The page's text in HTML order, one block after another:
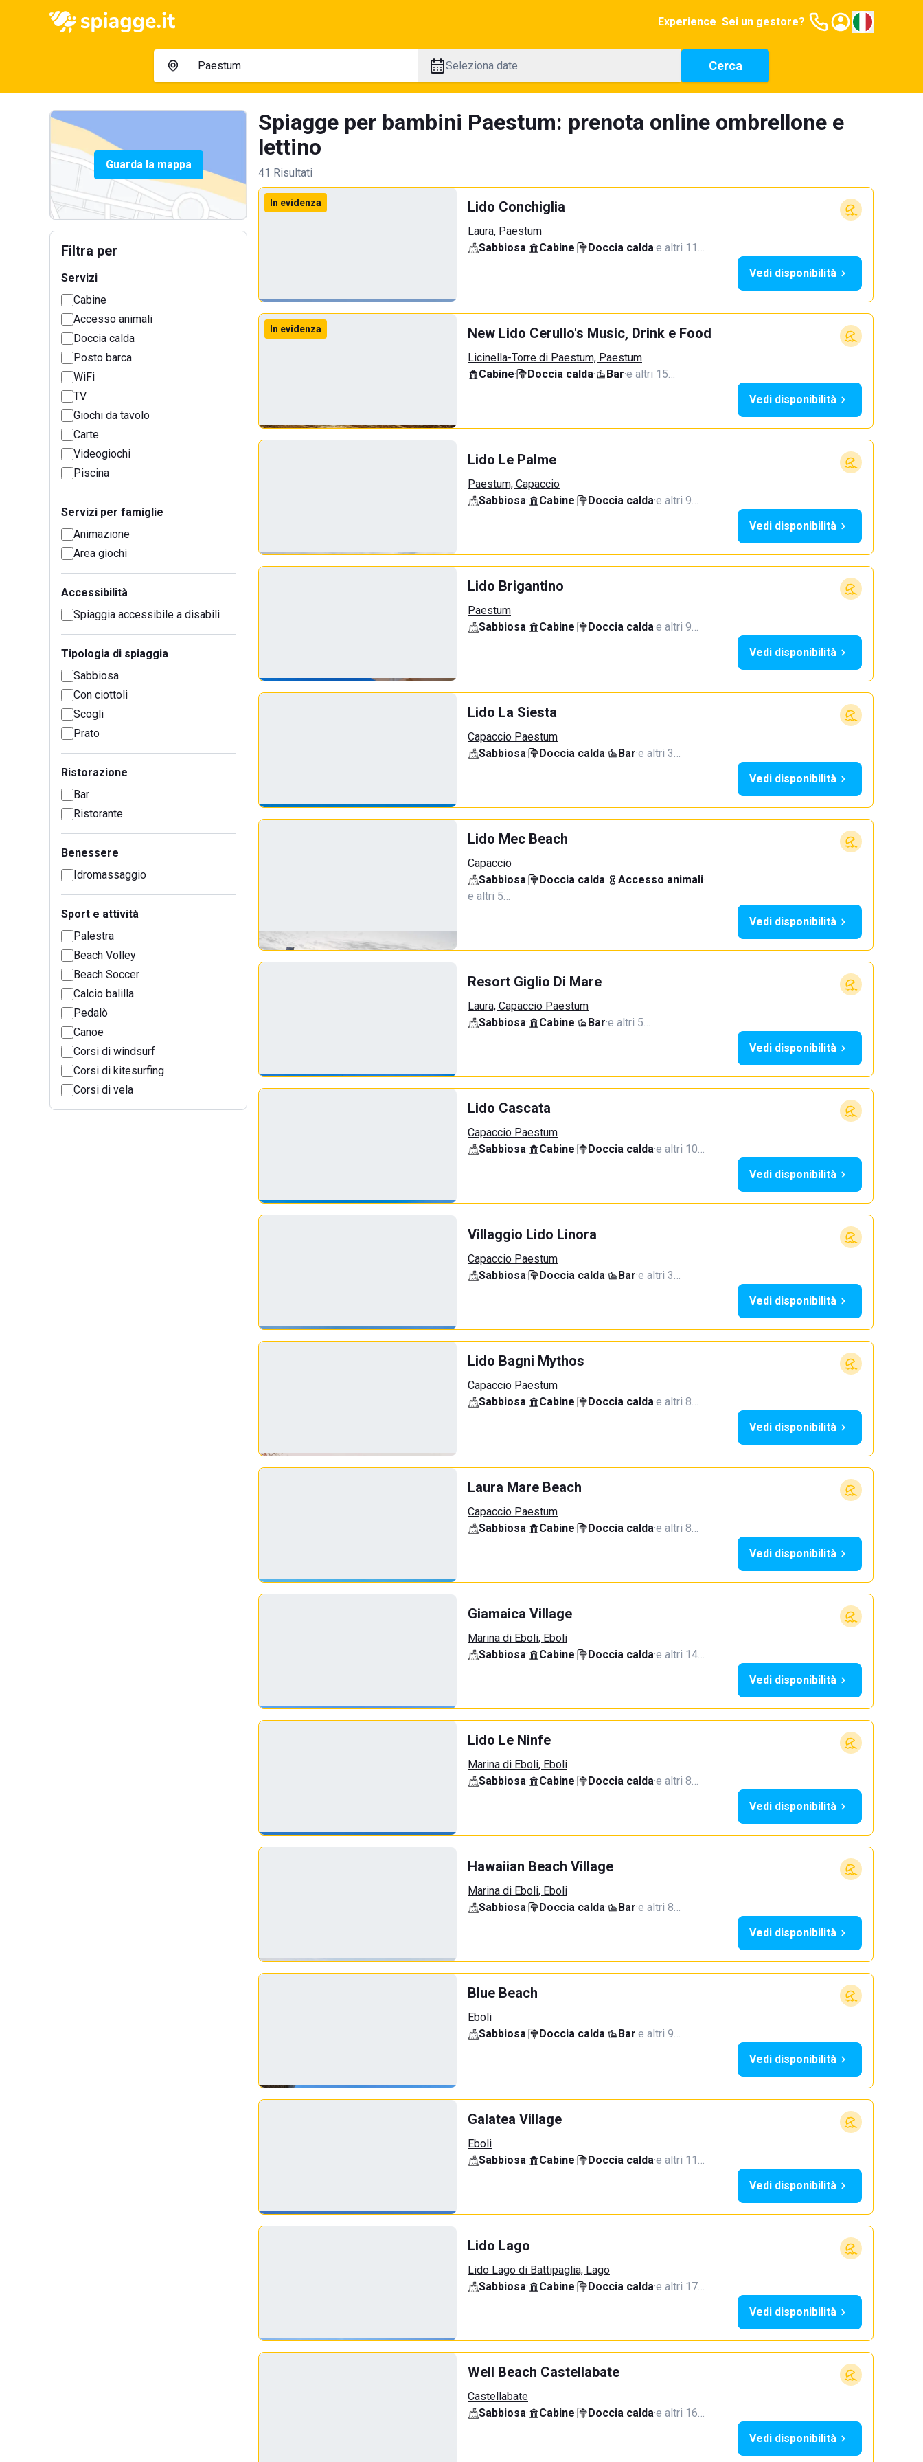
Experience Sei un gestore?
Seleziona date Cerca
Guarda la mappa
Filtra per
Servizi
Cabine
Accesso animali
Doccia calda
Posto barca
WiFi
TV
Giochi da tavolo
Carte
Videogiochi
Piscina
Servizi per famiglie
Animazione
Area giochi
Accessibilità
Spiaggia accessibile a disabili
Tipologia di spiaggia
Sabbiosa
Con ciottoli
Scogli
Prato
Ristorazione
Bar
Ristorante
Benessere
Idromassaggio
Sport e attività
Palestra
Beach Volley
Beach Soccer
Calcio balilla
Pedalò
Canoe
Corsi di windsurf
Corsi di kitesurfing
Corsi di vela
Spiagge per bambini Paestum: prenota online ombrellone e
lettino
41 Risultati
In evidenza Lido Conchiglia
Laura, Paestum
Sabbiosa· Cabine· Doccia calda·e altri 11…
Vedi disponibilità
In evidenza New Lido Cerullo's Music, Drink e Food
Licinella-Torre di Paestum, Paestum
Cabine· Doccia calda· Bar·e altri 15…
Vedi disponibilità
Lido Le Palme
Paestum, Capaccio
Sabbiosa· Cabine· Doccia calda·e altri 9…
Vedi disponibilità
Lido Brigantino
Paestum
Sabbiosa· Cabine· Doccia calda·e altri 9…
Vedi disponibilità
Lido La Siesta
Capaccio Paestum
Sabbiosa· Doccia calda· Bar·e altri 3…
Vedi disponibilità
Lido Mec Beach
Capaccio
Sabbiosa· Doccia calda· Accesso animali·
e altri 5…
Vedi disponibilità
Resort Giglio Di Mare
Laura, Capaccio Paestum
Sabbiosa· Cabine· Bar·e altri 5…
Vedi disponibilità
Lido Cascata
Capaccio Paestum
Sabbiosa· Cabine· Doccia calda·e altri 10…
Vedi disponibilità
Villaggio Lido Linora
Capaccio Paestum
Sabbiosa· Doccia calda· Bar·e altri 3…
Vedi disponibilità
Lido Bagni Mythos
Capaccio Paestum
Sabbiosa· Cabine· Doccia calda·e altri 8…
Vedi disponibilità
Laura Mare Beach
Capaccio Paestum
Sabbiosa· Cabine· Doccia calda·e altri 8…
Vedi disponibilità
Giamaica Village
Marina di Eboli, Eboli
Sabbiosa· Cabine· Doccia calda·e altri 14…
Vedi disponibilità
Lido Le Ninfe
Marina di Eboli, Eboli
Sabbiosa· Cabine· Doccia calda·e altri 8…
Vedi disponibilità
Hawaiian Beach Village
Marina di Eboli, Eboli
Sabbiosa· Doccia calda· Bar·e altri 8…
Vedi disponibilità
Blue Beach
Eboli
Sabbiosa· Doccia calda· Bar·e altri 9…
Vedi disponibilità
Galatea Village
Eboli
Sabbiosa· Cabine· Doccia calda·e altri 11…
Vedi disponibilità
Lido Lago
Lido Lago di Battipaglia, Lago
Sabbiosa· Cabine· Doccia calda·e altri 17…
Vedi disponibilità
Well Beach Castellabate
Castellabate
Sabbiosa· Cabine· Doccia calda·e altri 16…
Vedi disponibilità